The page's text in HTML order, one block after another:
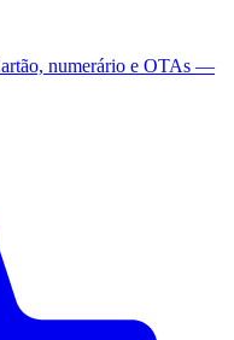
numerário e OTAs —